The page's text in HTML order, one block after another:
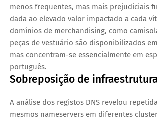
menos frequentes, mas mais prejudiciais
dada ao elevado valor impactado a cada
domínios de merchandising, como
peças de vestuário são disponibilizados
mas concentram-se essencialmente em
português.
Sobreposição de
A análise dos registos DNS revelou
mesmos nameservers em diferentes